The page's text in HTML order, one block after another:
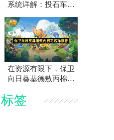
系统详解：投石车防
在资源有限下，保卫
向日葵基德敖丙棉花
标签